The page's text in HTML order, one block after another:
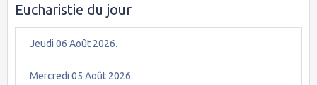
Eucharistie du jour
Jeudi 06 Août 2026.
Mercredi 05 Août 2026.